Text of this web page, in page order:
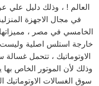
العالم ! ، وذلك دليل علي
في مجال الاجهزة
الخامسي في مصر ،
خارجة استلس اصلية وليست
الاوتوماتيك ، تتحمل
وذلك لأن الموتور الخاص
سوق الغسالات